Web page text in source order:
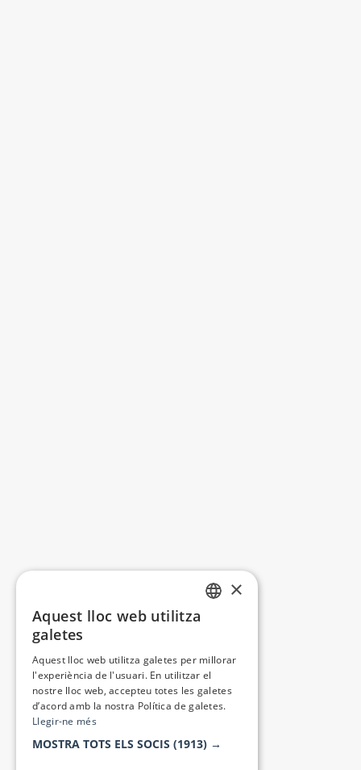
×
Aquest lloc web utilitza
galetes
Aquest lloc web utilitza galetes per millorar
l'experiència de l'usuari. En utilitzar el
nostre lloc web, accepteu totes les galetes
d’acord amb la nostra Política de galetes.
Llegir-ne més
MOSTRA TOTS ELS SOCIS (1913) →